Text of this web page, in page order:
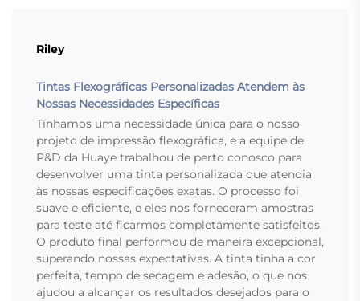
Riley
Tintas Flexográficas Personalizadas Atendem às
Nossas Necessidades Específicas
Tínhamos uma necessidade única para o nosso
projeto de impressão flexográfica, e a equipe de
P&D da Huaye trabalhou de perto conosco para
desenvolver uma tinta personalizada que atendia
às nossas especificações exatas. O processo foi
suave e eficiente, e eles nos forneceram amostras
para teste até ficarmos completamente satisfeitos.
O produto final performou de maneira excepcional,
superando nossas expectativas. A tinta tinha a cor
perfeita, tempo de secagem e adesão, o que nos
ajudou a alcançar os resultados desejados para o